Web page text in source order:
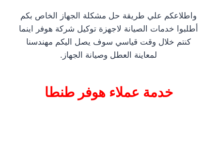
واطلاعكم علي طريقة حل مشكلة الجهاز الخاص بكم
أطلبوا خدمات الصيانة لاجهزة توكيل شركة هوفر اينما
كنتم خلال وقت قياسي سوف يصل اليكم مهندسنا
لمعاينة العطل وصيانة الجهاز.
خدمة عملاء هوفر طنطا